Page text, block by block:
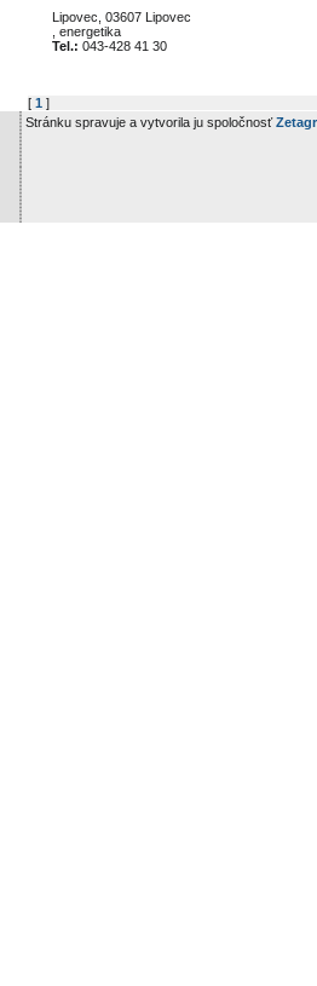
Lipovec, 03607 Lipovec
, energetika
Tel.: 043-428 41 30
[ 1 ]
Stránku spravuje a vytvorila ju spoločnosť